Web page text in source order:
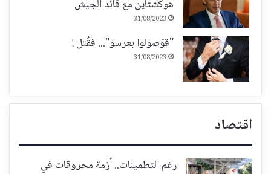
هوكشتاين مع قائد الجيش
31/08/2023
"قوّصولوا بعرسو"... فقُتل !
31/08/2023
اقتصاد
رغم التطمينات.. أزمة محروقات في